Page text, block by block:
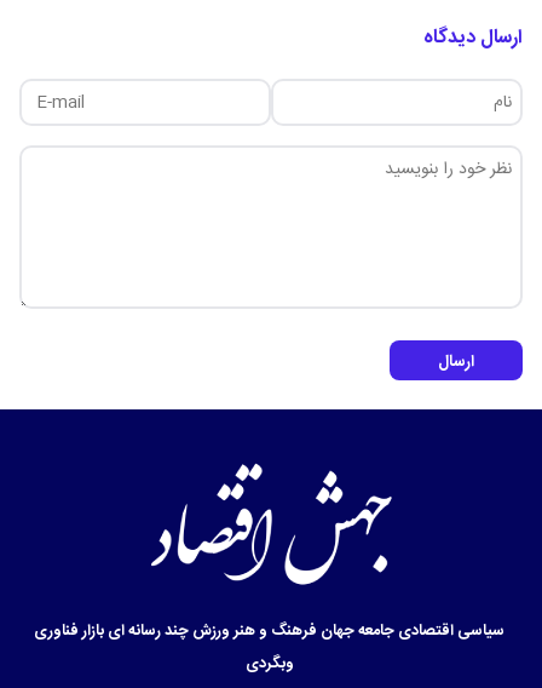
ارسال دیدگاه
ارسال
سیاسیاقتصادیجامعهجهان فرهنگ و هنرورزشچند رسانه ایبازارفناوری
وبگردی